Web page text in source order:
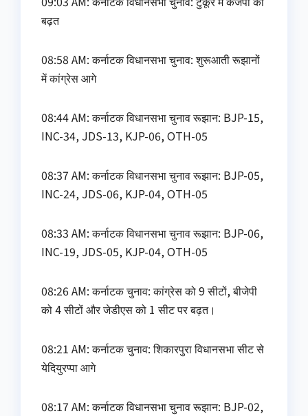
बढ़त
08:58 AM: कर्नाटक विधानसभा चुनाव: शुरूआती रूझानों
में कांग्रेस आगे
08:44 AM: कर्नाटक विधानसभा चुनाव रूझान: BJP-15,
INC-34, JDS-13, KJP-06, OTH-05
08:37 AM: कर्नाटक विधानसभा चुनाव रूझान: BJP-05,
INC-24, JDS-06, KJP-04, OTH-05
08:33 AM: कर्नाटक विधानसभा चुनाव रूझान: BJP-06,
INC-19, JDS-05, KJP-04, OTH-05
08:26 AM: कर्नाटक चुनाव: कांग्रेस को 9 सीटों, बीजेपी
को 4 सीटों और जेडीएस को 1 सीट पर बढ़त।
08:21 AM: कर्नाटक चुनाव: शिकारपुरा विधानसभा सीट से
येदियुरप्पा आगे
08:17 AM: कर्नाटक विधानसभा चुनाव रूझान: BJP-02,